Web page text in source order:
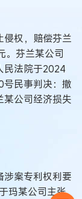
侵权，赔偿芬兰
。芬兰某公司
民法院于2024
民事判决：撤
某公司经济损失
涉案专利权利要
玛某公司主张